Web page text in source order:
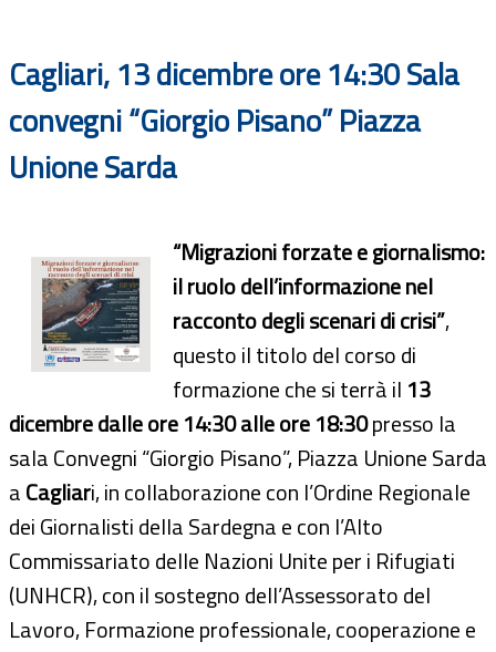
Cagliari, 13 dicembre ore 14:30 Sala
convegni “Giorgio Pisano” Piazza
Unione Sarda
“Migrazioni forzate e giornalismo:
il ruolo dell’informazione nel
racconto degli scenari di crisi”,
questo il titolo del corso di
formazione che si terrà il 13
dicembre dalle ore 14:30 alle ore 18:30presso la
sala Convegni “Giorgio Pisano”, Piazza Unione Sarda
aCagliari, in collaborazione con l’Ordine Regionale
dei Giornalisti della Sardegna e con l’Alto
Commissariato delle Nazioni Unite per i Rifugiati
(UNHCR), con il sostegno dell’Assessorato del
Lavoro, Formazione professionale, cooperazione e